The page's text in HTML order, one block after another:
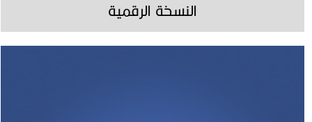
النسخة الرقمية